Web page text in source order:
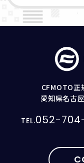
CFMOTO正
愛知県名古
052-